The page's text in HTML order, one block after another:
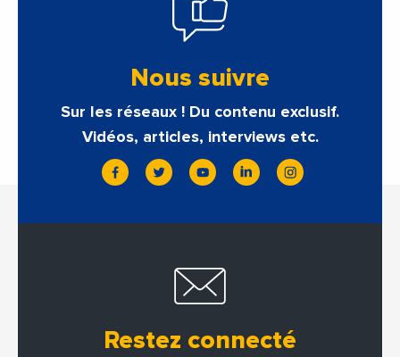
Nous suivre
Sur les réseaux ! Du contenu exclusif.
Vidéos, articles, interviews etc.
Restez connecté